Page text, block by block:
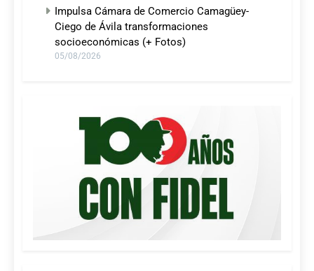
Impulsa Cámara de Comercio Camagüey-
Ciego de Ávila transformaciones
socioeconómicas (+ Fotos)
05/08/2026